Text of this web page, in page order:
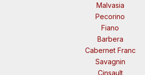
Malvasia
Pecorino
Fiano
Barbera
Cabernet Franc
Savagnin
Cinsault